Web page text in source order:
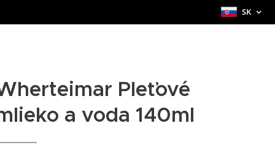
SK
Pleťové
a voda 140ml